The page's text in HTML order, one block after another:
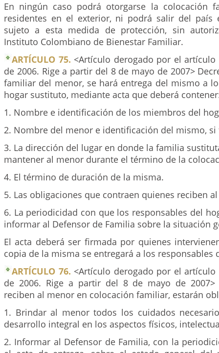
En ningún caso podrá otorgarse la colocación
residentes en el exterior, ni podrá salir del país
sujeto a esta medida de protección, sin
Instituto Colombiano de Bienestar Familiar.
ARTÍCULO 75. <Artículo derogado por el artículo
de 2006. Rige a partir del 8 de mayo de 2007>
familiar del menor, se hará entrega del mismo a
hogar sustituto, mediante acta que deberá
1. Nombre e identificación de los miembros del
2. Nombre del menor e identificación del mismo,
3. La dirección del lugar en donde la familia
mantener al menor durante el término de la
4. El término de duración de la misma.
5. Las obligaciones que contraen quienes reciben
6. La periodicidad con que los responsables del
informar al Defensor de Familia sobre la situación
El acta deberá ser firmada por quienes
copia de la misma se entregará a los responsables
ARTÍCULO 76. <Artículo derogado por el artículo
de 2006. Rige a partir del 8 de mayo de 2007>
reciben al menor en colocación familiar, estarán
1. Brindar al menor todos los cuidados
desarrollo integral en los aspectos físicos,
2. Informar al Defensor de Familia, con la